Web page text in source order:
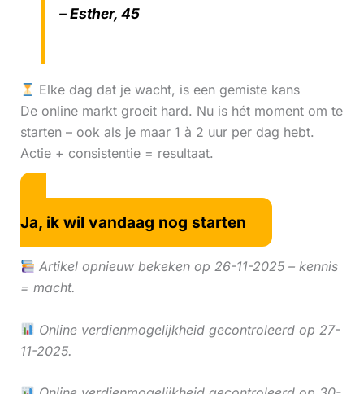
– Esther, 45
Elke dag dat je wacht, is een gemiste kans
De online markt groeit hard. Nu is hét moment om te
starten – ook als je maar 1 à 2 uur per dag hebt.
Actie + consistentie = resultaat.
Ja, ik wil vandaag nog starten
Artikel opnieuw bekeken op 26-11-2025 – kennis
= macht.
Online verdienmogelijkheid gecontroleerd op 27-
11-2025.